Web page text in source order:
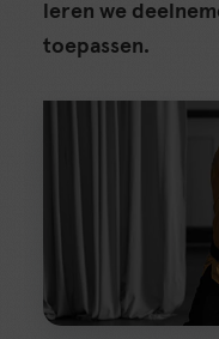
leren we
toepassen.